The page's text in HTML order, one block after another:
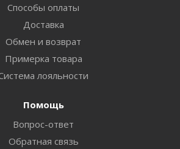
Способы оплаты
Доставка
Обмен и возврат
Примерка товара
лояльности
Помощь
Вопрос-ответ
Обратная связь